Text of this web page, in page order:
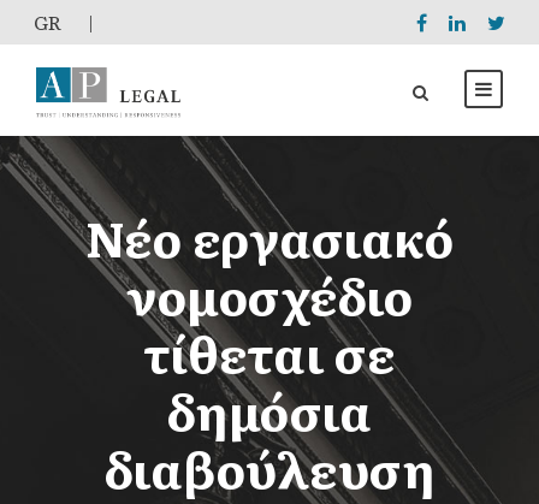
GR |
Νέο εργασιακό
νομοσχέδιο
τίθεται σε
δημόσια
διαβούλευση